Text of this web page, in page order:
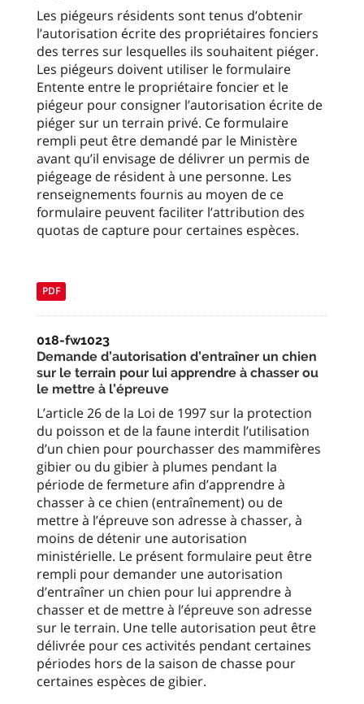
Les piégeurs résidents sont tenus d’obtenir
l’autorisation écrite des propriétaires fonciers
des terres sur lesquelles ils souhaitent piéger.
Les piégeurs doivent utiliser le formulaire
Entente entre le propriétaire foncier et le
piégeur pour consigner l’autorisation écrite de
piéger sur un terrain privé. Ce formulaire
rempli peut être demandé par le Ministère
avant qu’il envisage de délivrer un permis de
piégeage de résident à une personne. Les
renseignements fournis au moyen de ce
formulaire peuvent faciliter l’attribution des
quotas de capture pour certaines espèces.
PDF
018-fw1023
Demande d’autorisation d’entraîner un chien
sur le terrain pour lui apprendre à chasser ou
le mettre à l’épreuve
L’article 26 de la Loi de 1997 sur la protection
du poisson et de la faune interdit l’utilisation
d’un chien pour pourchasser des mammifères
gibier ou du gibier à plumes pendant la
période de fermeture afin d’apprendre à
chasser à ce chien (entraînement) ou de
mettre à l’épreuve son adresse à chasser, à
moins de détenir une autorisation
ministérielle. Le présent formulaire peut être
rempli pour demander une autorisation
d’entraîner un chien pour lui apprendre à
chasser et de mettre à l’épreuve son adresse
sur le terrain. Une telle autorisation peut être
délivrée pour ces activités pendant certaines
périodes hors de la saison de chasse pour
certaines espèces de gibier.